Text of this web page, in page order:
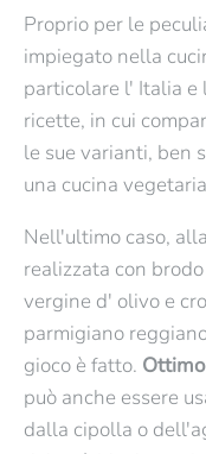
Proprio per le
impiegato nella
particolare l' Italia e
ricette, in cui
le sue varianti, ben
una cucina
Nell'ultimo caso,
realizzata con
vergine d' olivo e
parmigiano
gioco è fatto.
può anche essere
dalla cipolla o